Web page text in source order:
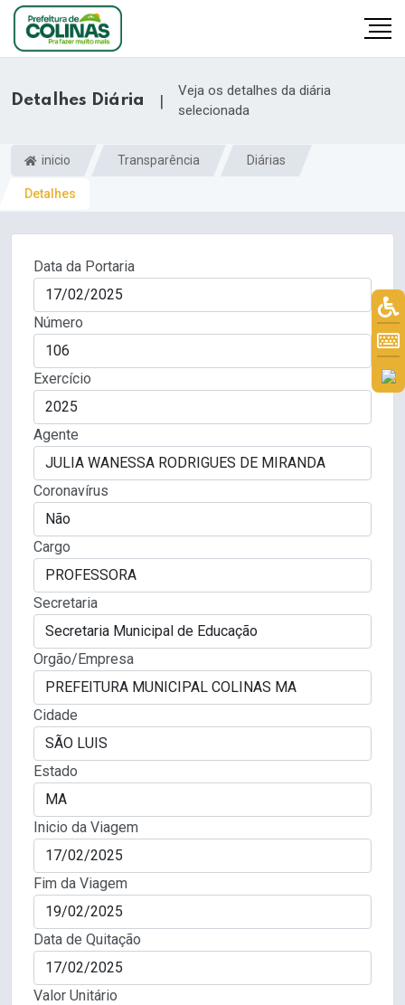
Detalhes Diária |
Veja os detalhes da diária
selecionada
inicio Transparência Diárias
Detalhes
Data da Portaria
Número
Exercício
Agente
Coronavírus
Cargo
Secretaria
Orgão/Empresa
Cidade
Estado
Inicio da Viagem
Fim da Viagem
Data de Quitação
Valor Unitário